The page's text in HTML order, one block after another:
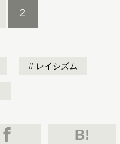
2
レイシズム
B!